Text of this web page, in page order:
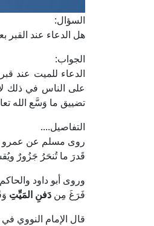
السؤال:
هل الدعاء عند
الجواب:
الدعاء للميت عند
على الناس في ذلك
تضييق ما وَسَّع الله
التفاصيل....
روى مسلم عن عمرو
قَدرَ ما تُنحَرُ جَزُورٌ
وروى أبو داود
فَرَغَ مِن دَفنِ المَيِّتِ